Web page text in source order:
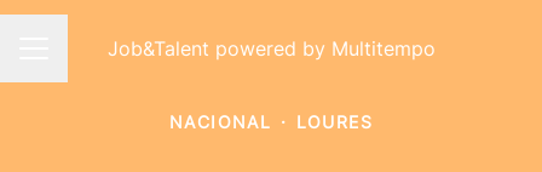
Menu de carreiras
Job&Talent powered by Multitempo
NACIONAL · LOURES